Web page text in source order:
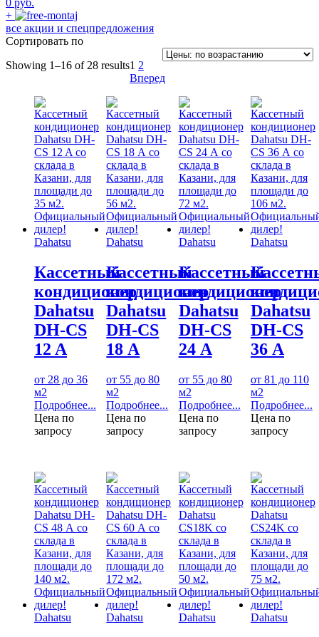
+
все акции и спецпредложения
Сортировать по
Showing 1–16 of 28 results1 2
Вперед
Dahatsu
Кассетный
кондиционер
Dahatsu
DH-CS
12 A
от 28 до 36
м2
Подробнее...
Цена по
запросу
Dahatsu
Кассетный
кондиционер
Dahatsu
DH-CS
18 А
от 55 до 80
м2
Подробнее...
Цена по
запросу
Dahatsu
Кассетный
кондиционер
Dahatsu
DH-CS
24 А
от 55 до 80
м2
Подробнее...
Цена по
запросу
Dahatsu
Dahatsu
DH-CS
36 А
от 81 до 110
м2
Подробнее...
Цена по
запросу
Dahatsu Dahatsu Dahatsu Dahatsu